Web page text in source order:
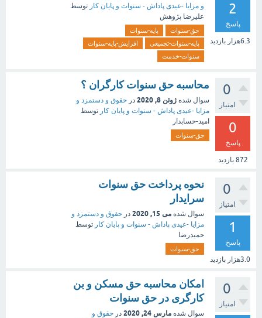
2
پاسخ
6.3هزار بازدید
و مزایا -عیدی پاداش - سنوات و پایان کار توسط
علیرضا پژوهش
حق-سنوات
پایه-سنوات
پایه-سنوات-تجمیعی
افزایش-پایه-سنوات
سنوات-خدمت
0
امتیاز
0
پاسخ
872 بازدید
محاسبه حق سنوات کارگران ؟
سوال شده ژوئن 8, 2020 در حقوق و دستمزد و
مزایا -عیدی پاداش - سنوات و پایان کار توسط
امید-حسابدار
حق-سنوات
0
امتیاز
1
پاسخ
3.0هزار بازدید
نحوه پرداخت حق سنوات
سرایدار
سوال شده می 15, 2020 در حقوق و دستمزد و
مزایا -عیدی پاداش - سنوات و پایان کار توسط
حمیدرضا
حق-سنوات
0
امتیاز
امکان محاسبه حق مسکن و بن
کارگری در حق سنوات
سوال شده مارس 24, 2020 در حقوق و